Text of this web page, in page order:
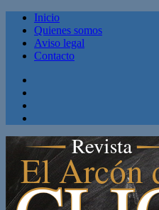
Inicio
Quienes somos
Aviso legal
Contacto